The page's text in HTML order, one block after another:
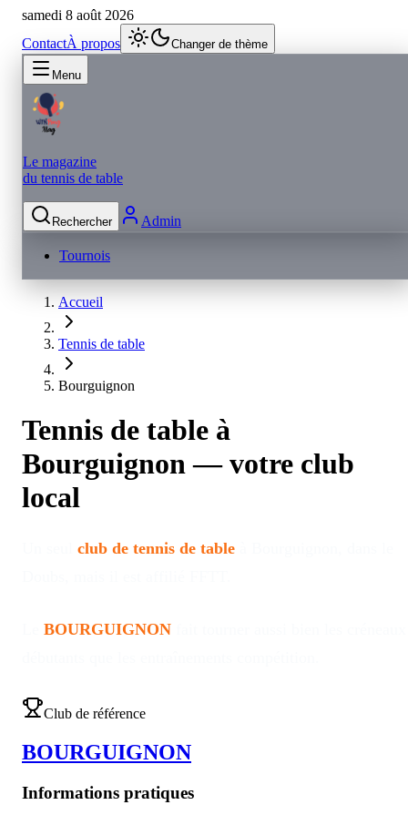
samedi 8 août 2026
ContactÀ propos Changer de thème
Menu
Le magazine
du tennis de table
Rechercher Admin
Tournois
Accueil
Tennis de table
Bourguignon
Tennis de table à
Bourguignon—votre club
local
club de tennis de table
BOURGUIGNON
Club de référence
BOURGUIGNON
Informations pratiques